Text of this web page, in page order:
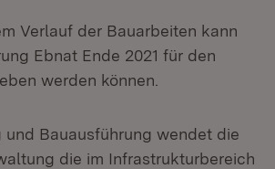
Verlauf der Bauarbeiten kann
Ebnat Ende 2021 für den
werden können.
und Bauausführung wendet die
die im Infrastrukturbereich